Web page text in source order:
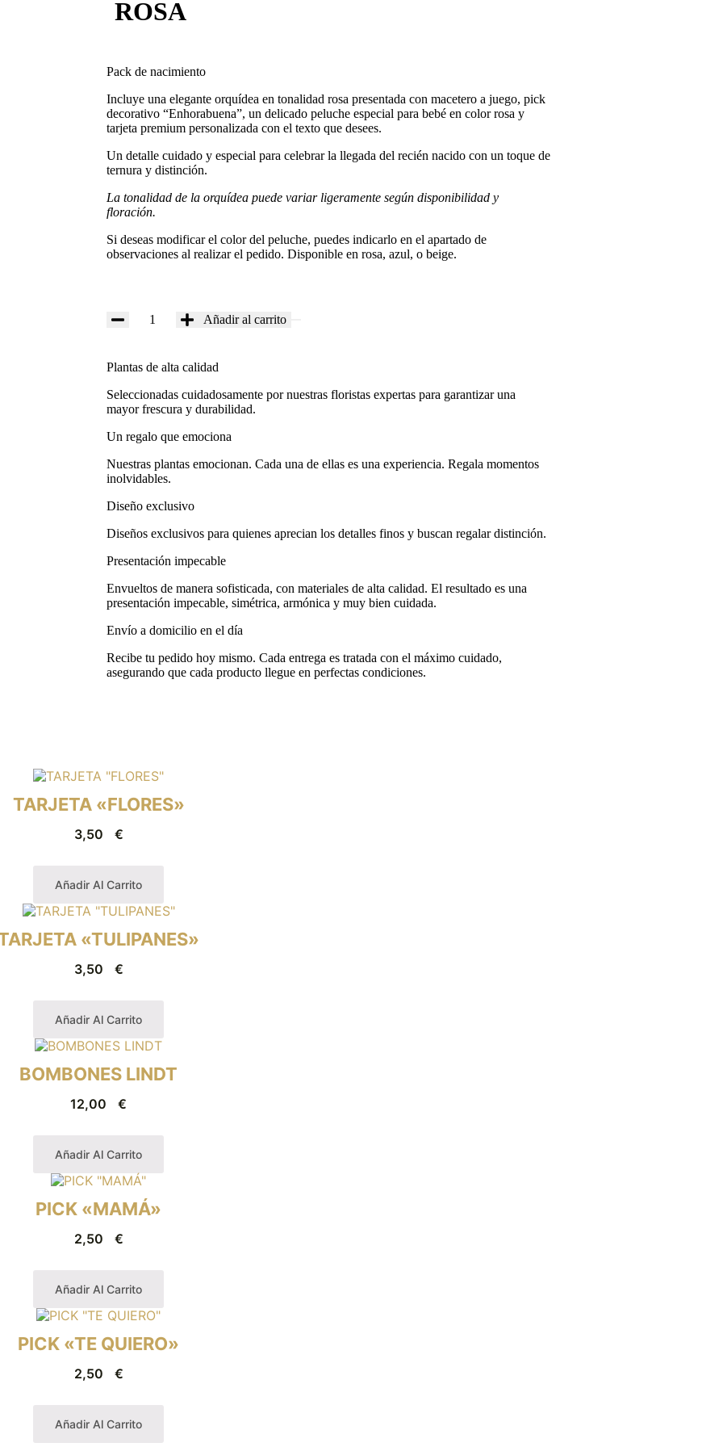
ROSA
Pack de nacimiento
Incluye una elegante orquídea en tonalidad rosa presentada con macetero a juego, pick
decorativo “Enhorabuena”, un delicado peluche especial para bebé en color rosa y
tarjeta premium personalizada con el texto que desees.
Un detalle cuidado y especial para celebrar la llegada del recién nacido con un toque de
ternura y distinción.
La tonalidad de la orquídea puede variar ligeramente según disponibilidad y
floración.
Si deseas modificar el color del peluche, puedes indicarlo en el apartado de
observaciones al realizar el pedido. Disponible en rosa, azul, o beige.
Añadir al carrito
Plantas de alta calidad
Seleccionadas cuidadosamente por nuestras floristas expertas para garantizar una
mayor frescura y durabilidad.
Un regalo que emociona
Nuestras plantas emocionan. Cada una de ellas es una experiencia. Regala momentos
inolvidables.
Diseño exclusivo
Diseños exclusivos para quienes aprecian los detalles finos y buscan regalar distinción.
Presentación impecable
Envueltos de manera sofisticada, con materiales de alta calidad. El resultado es una
presentación impecable, simétrica, armónica y muy bien cuidada.
Envío a domicilio en el día
Recibe tu pedido hoy mismo. Cada entrega es tratada con el máximo cuidado,
asegurando que cada producto llegue en perfectas condiciones.
TARJETA «FLORES»
3,50 €
Añadir Al Carrito
«TULIPANES»
3,50 €
Añadir Al Carrito
BOMBONES LINDT
12,00 €
Añadir Al Carrito
PICK «MAMÁ»
2,50 €
Añadir Al Carrito
PICK «TE QUIERO»
2,50 €
Añadir Al Carrito